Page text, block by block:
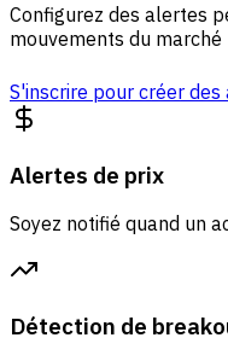
Configurez des alertes
mouvements du marché
S'inscrire pour créer des
Alertes de prix
Soyez notifié quand un
Détection de